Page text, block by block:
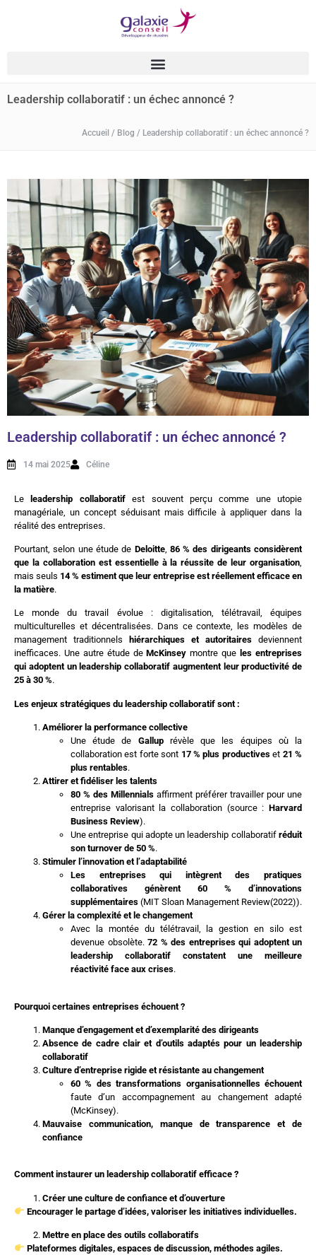
Leadership collaboratif : un échec annoncé ?
Accueil / Blog / Leadership collaboratif : un échec annoncé ?
Leadership collaboratif : un échec annoncé ?
14 mai 2025 Céline
Leleadership collaboratifest souvent perçu comme une utopie
managériale, un concept séduisant mais difficile à appliquer dans la
réalité des entreprises.
Pourtant, selon une étude de Deloitte, 86 % des dirigeants considèrent
que la collaboration est essentielle à la réussite de leur organisation,
mais seuls 14 % estiment que leur entreprise est réellement efficace en
la matière.
Le monde du travail évolue : digitalisation, télétravail, équipes
multiculturelles et décentralisées. Dans ce contexte, les modèles de
management traditionnels
hiérarchiques et autoritaires deviennent
inefficaces. Une autre étude deMcKinsey montre que les entreprises
qui adoptent un leadership collaboratif augmentent leur productivité de
25 à 30 %.
Les enjeux stratégiques du leadership collaboratif sont :
Améliorer la performance collective
Une étude de Galluprévèle que les équipes où la
collaboration est forte sont 17 % plus productiveset 21 %
plus rentables.
Attirer et fidéliser les talents
80 % des Millennials affirment préférer travailler pour une
entreprise valorisant la collaboration (source : Harvard
Business Review).
Une entreprise qui adopte un leadership collaboratif réduit
son turnover de 50 %.
Stimuler l’innovation et l’adaptabilité
Les entreprises qui intègrent des pratiques
collaboratives génèrent 60 % d’innovations
supplémentaires (MIT Sloan Management Review(2022)).
Gérer la complexité et le changement
Avec la montée du télétravail, la gestion en silo est
devenue obsolète. 72 % des entreprises qui adoptent un
leadership collaboratif constatent une meilleure
réactivité face aux crises.
Pourquoi certaines entreprises échouent ?
Manque d’engagement et d’exemplarité des dirigeants
Absence de cadre clair et d’outils adaptés pour un leadership
collaboratif
Culture d’entreprise rigide et résistante au changement
60 % des transformations organisationnelles échouent
faute d’un accompagnement au changement adapté
(McKinsey).
Mauvaise communication, manque de transparence et de
confiance
Comment instaurer un leadership collaboratif efficace ?
Créer une culture de confiance et d’ouverture
Encourager le partage d’idées, valoriser les initiatives individuelles.
Mettre en place des outils collaboratifs
Plateformes digitales, espaces de discussion, méthodes agiles.